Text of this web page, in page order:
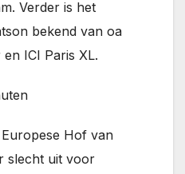
Verder is het
bekend van oa
ICI Paris XL.
Hof van
slecht uit voor